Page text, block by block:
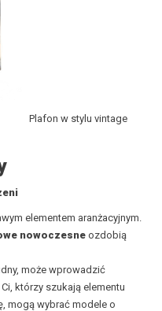
w stylu vintage
elementem aranżacyjnym.
nowoczesne ozdobią
może wprowadzić
którzy szukają elementu
mogą wybrać modele o